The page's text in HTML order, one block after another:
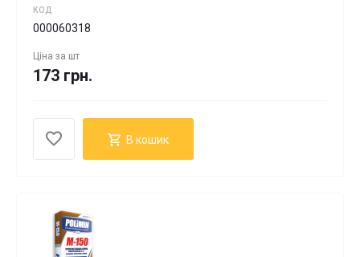
КОД
000060318
Ціна за шт
173 грн.
В кошик